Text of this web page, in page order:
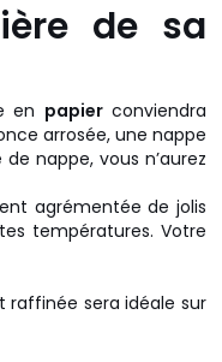
de sa
en papierconviendra
arrosée, une nappe
nappe, vous n’aurez
agrémentée de jolis
températures. Votre
sera idéale sur